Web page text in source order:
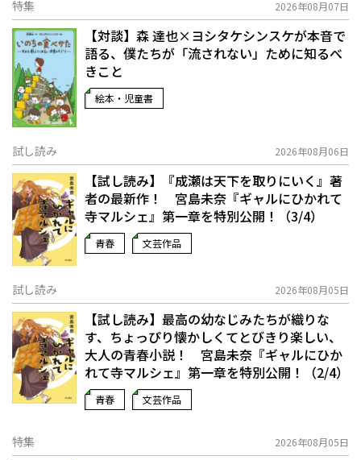
特集 2026年08月07日
【対談】森 達也×ヨシタケシンスケが本音で
語る、僕たちが「流されない」ために知るべ
きこと
絵本・児童書
試し読み 2026年08月06日
【試し読み】『成瀬は天下を取りにいく』著
者の最新作！ 宮島未奈『ギャルにひかれて
寺マルシェ』第一章を特別公開！（3/4）
青春 文芸作品
試し読み 2026年08月05日
【試し読み】最高の幼なじみたちが織りな
す、ちょっぴり懐かしくてとびきり楽しい、
大人の青春小説！ 宮島未奈『ギャルにひか
れて寺マルシェ』第一章を特別公開！（2/4）
青春 文芸作品
特集 2026年08月05日